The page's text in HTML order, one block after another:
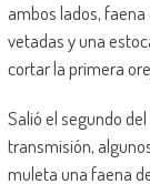
ambos lados,
vetadas y una
cortar la primera
Salió el segundo
transmisión,
muleta una faena